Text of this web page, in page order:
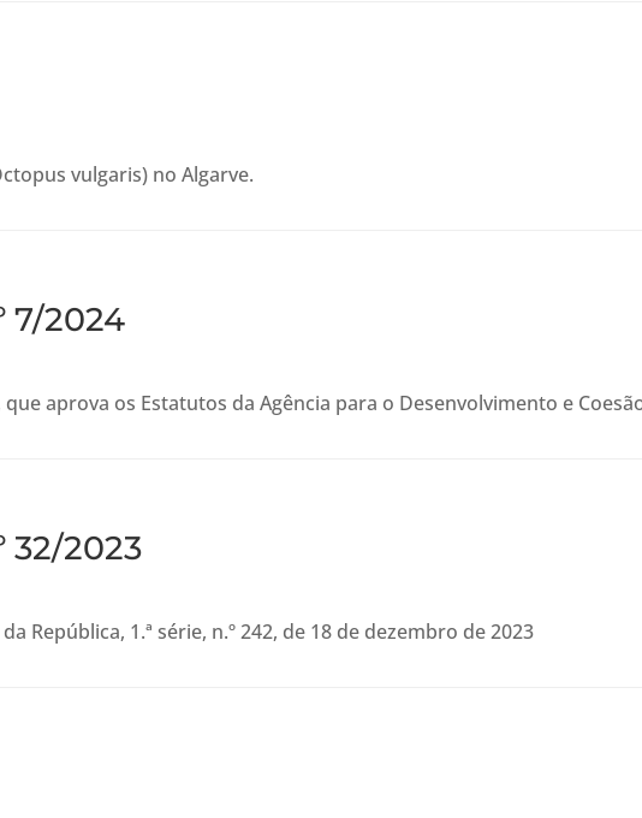
vulgaris) no Algarve.
7/2024
aprova os Estatutos da Agência para o Desenvolvimento e
32/2023
República, 1.ª série, n.º 242, de 18 de dezembro de 2023